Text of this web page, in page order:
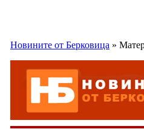
Новините от Берковица »